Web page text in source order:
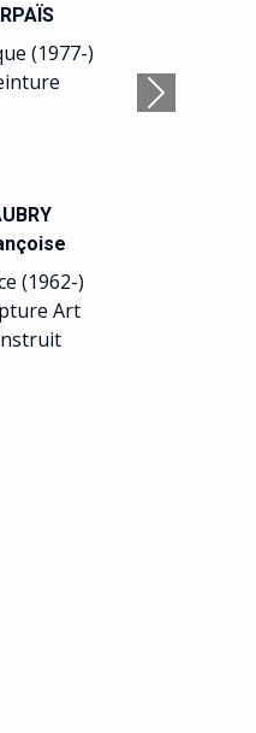
(1977-)
(1962-)
Art
Suivant